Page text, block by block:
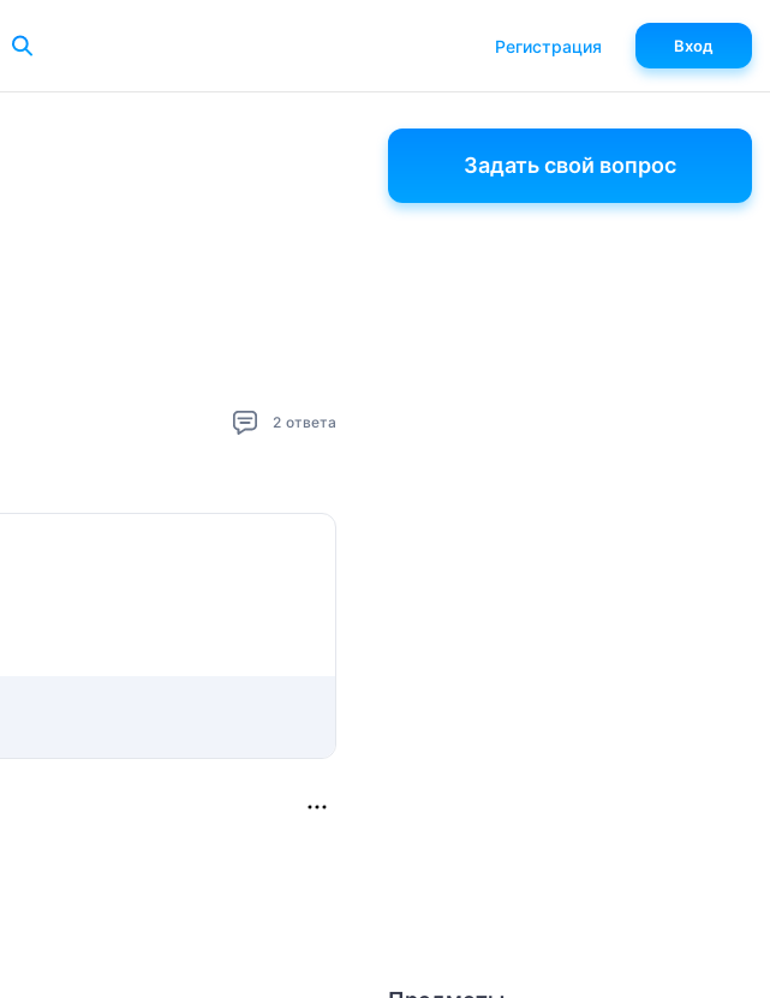
2 ответа
Задать свой вопрос
Регистрация Вход